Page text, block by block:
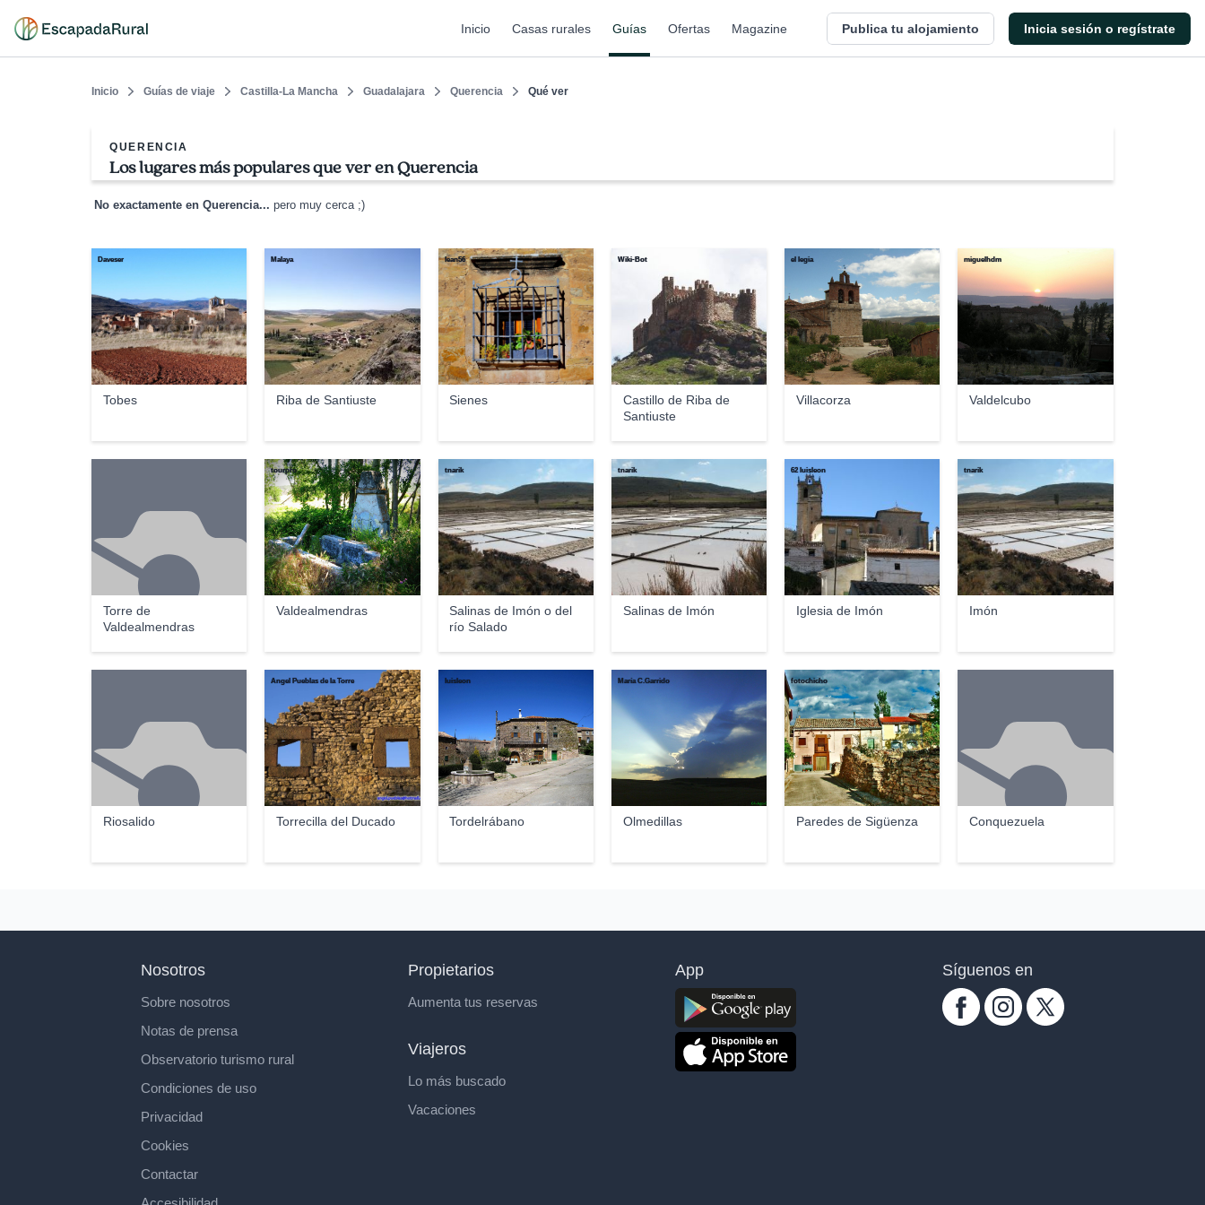
Inicio Casas rurales Guías Ofertas Magazine Publica tu alojamiento Inicia sesión o regístrate
Inicio Guías de viaje Castilla-La Mancha Guadalajara Querencia Qué ver
QUERENCIA
Los lugares más populares que ver en Querencia
No exactamente en Querencia... pero muy cerca ;)
Tobes
Daveser
Riba de Santiuste
Malaya
Sienes
lean56
Castillo de Riba de
Santiuste
Wiki-Bot
Villacorza
el legia
Valdelcubo
miguelhdm
Torre de
Valdealmendras
Valdealmendras
tourpro
Salinas de Imón o del
río Salado
tnarik
Salinas de Imón
tnarik
Iglesia de Imón
62 luisleon
Imón
tnarik
Riosalido Torrecilla del Ducado
Angel Pueblas de la Torre
Tordelrábano
luisleon
Olmedillas
María C.Garrido
Paredes de Sigüenza
fotochicho
Conquezuela
Nosotros
Sobre nosotros
Notas de prensa
Observatorio turismo rural
Condiciones de uso
Privacidad
Cookies
Contactar
Propietarios
Aumenta tus reservas
Viajeros
Lo más buscado
Vacaciones
App Síguenos en